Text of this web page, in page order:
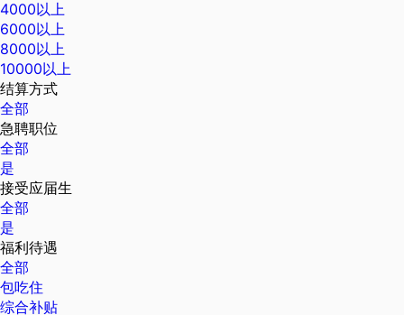
4000以上
6000以上
8000以上
10000以上
结算方式
全部
急聘职位
全部
是
接受应届生
全部
是
福利待遇
全部
包吃住
综合补贴